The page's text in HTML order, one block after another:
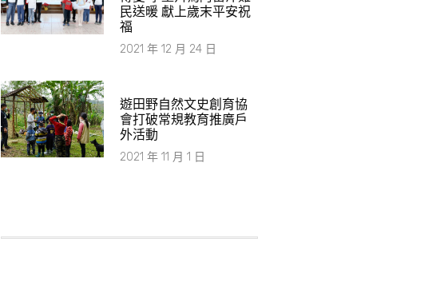
民送暖 獻上歲末平安祝
福
2021 年 12 月 24 日
遊田野自然文史創育協
會打破常規教育推廣戶
外活動
2021 年 11 月 1 日